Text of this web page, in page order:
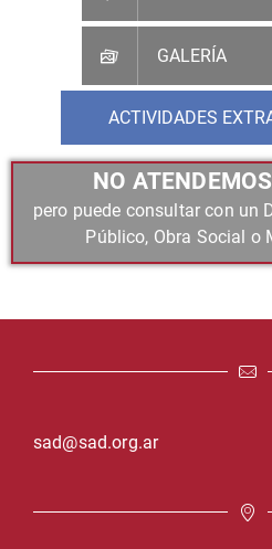
GALERÍA
ACTIVIDADES
NO
pero puede consultar con un
Público, Obra Social o
sad@sad.org.ar